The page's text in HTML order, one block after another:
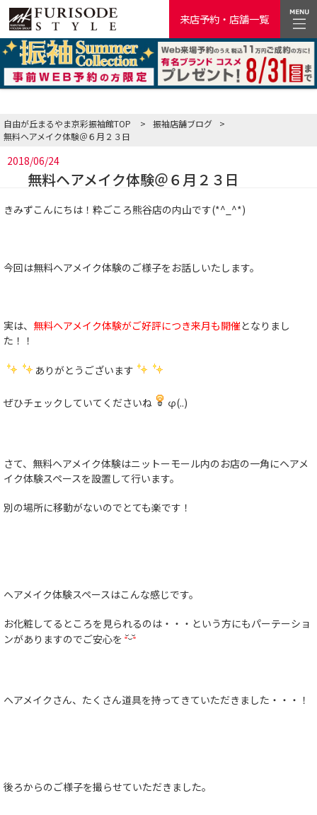
来店予約・店舗一覧
自由が丘まるやま京彩振袖館TOP > 振袖店舗ブログ
>
無料ヘアメイク体験＠６月２３日
2018/06/24
無料ヘアメイク体験＠６月２３日
きみずこんにちは！粋ごころ熊谷店の内山です(*^_^*)
今回は無料ヘアメイク体験のご様子をお話しいたします。
実は、 無料ヘアメイク体験がご好評につき来月も開催となりまし
た！！
ありがとうございます
ぜひチェックしていてくださいね φ(..)
さて、無料ヘアメイク体験はニットーモール内のお店の一角にヘアメ
イク体験スペースを設置して行います。
別の場所に移動がないのでとても楽です！
ヘアメイク体験スペースはこんな感じです。
お化粧してるところを見られるのは・・・という方にもパーテーショ
ンがありますのでご安心を
ヘアメイクさん、たくさん道具を持ってきていただきました・・・！
後ろからのご様子を撮らせていただきました。